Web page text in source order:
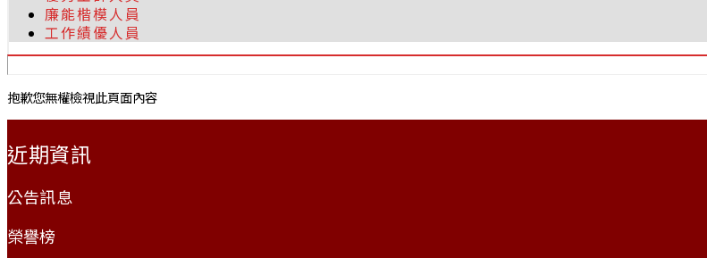
廉能楷模人員
工作績優人員
抱歉您無權檢視此頁面內容
近期資訊
公告訊息
榮譽榜